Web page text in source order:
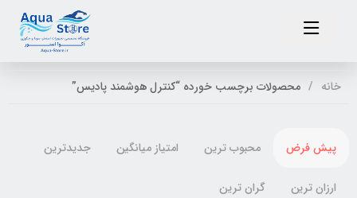
خانه محصولات برچسب خورده “کنترل هوشمند پادیس”
پیش فرض محبوب ترین امتیاز میانگین جدیدترین
ارزان ترین گران ترین